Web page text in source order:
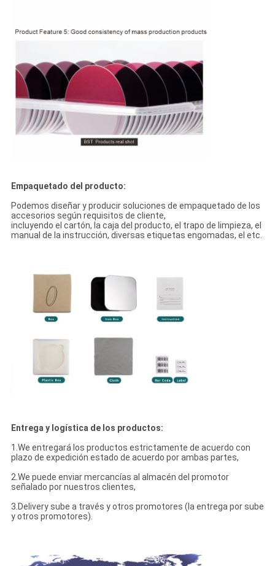
Empaquetado del producto:
Podemos diseñar y producir soluciones de empaquetado de los
accesorios según requisitos de cliente,
incluyendo el cartón, la caja del producto, el trapo de limpieza, el
manual de la instrucción, diversas etiquetas engomadas, el etc.
Entrega y logística de los productos:
1.We entregará los productos estrictamente de acuerdo con
plazo de expedición estado de acuerdo por ambas partes,
2.We puede enviar mercancías al almacén del promotor
señalado por nuestros clientes,
3.Delivery sube a través y otros promotores (la entrega por sube
y otros promotores).